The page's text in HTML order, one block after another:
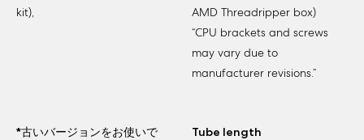
kit),
AMD Threadripper box)
“CPU brackets and screws
may vary due to
manufacturer revisions.”
*古いバージョンをお使いで
Tube length